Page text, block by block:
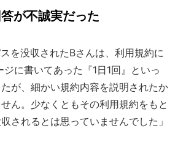
が不誠実だった
を没収されたBさんは、利用規約に
に書いてあった『1日1回』といっ
が、細かい規約内容を説明されたか
ん。少なくともその利用規約をもと
されるとは思っていませんでした」